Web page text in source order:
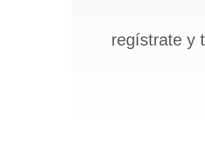
regístrate y